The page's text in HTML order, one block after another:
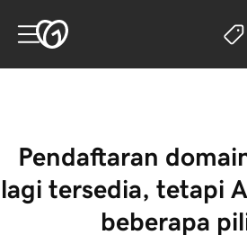
Pendaftaran
lagi tersedia, tetapi
beberapa